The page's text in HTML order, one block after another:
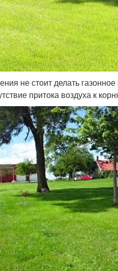
не стоит делать
притока воздуха к